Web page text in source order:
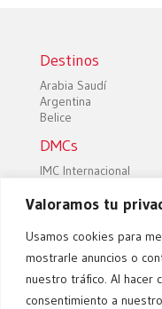
Valoramos tu
Usamos cookies para
mostrarle anuncios o
nuestro tráfico. Al hacer
consentimiento a
Destinos
Arabia Saudí
Argentina
Belice
DMCs
IMC Internacional
Africa for Tourism
Sobre Calima
Sobre nosotros
MICE
Ferias y Eventos
Contacto